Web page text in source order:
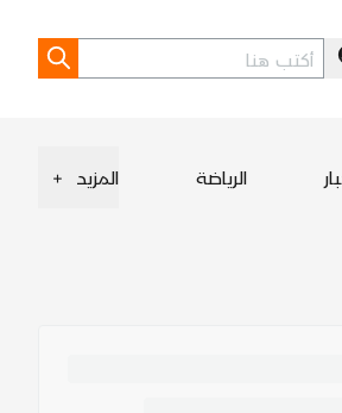
الرياضة المزيد +